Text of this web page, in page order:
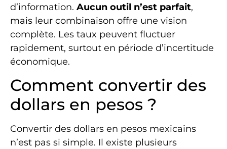
d’information. Aucun outil n’est parfait,
mais leur combinaison offre une vision
complète. Les taux peuvent fluctuer
rapidement, surtout en période d’incertitude
économique.
Comment convertir des
dollars en pesos ?
Convertir des dollars en pesos mexicains
n’est pas si simple. Il existe plusieurs